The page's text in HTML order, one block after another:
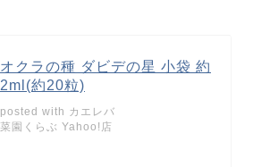
オクラの種 ダビデの星 小袋 約
2ml(約20粒)
posted with カエレバ
菜園くらぶ Yahoo!店